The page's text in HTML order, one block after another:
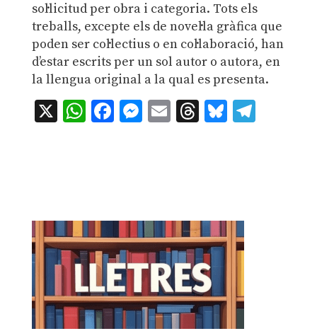
sol·licitud per obra i categoria. Tots els
treballs, excepte els de novel·la gràfica que
poden ser col·lectius o en col·laboració, han
d’estar escrits per un sol autor o autora, en
la llengua original a la qual es presenta.
X WhatsApp
Facebook
Messenger
EmailThreads
Bluesky